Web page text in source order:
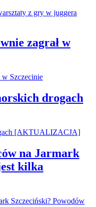
zagrał w
drogach
na Jarmark
kilka